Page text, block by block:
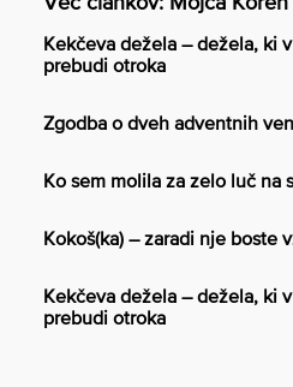
Kekčeva dežela – dežela, ki
prebudi otroka
Zgodba o dveh adventnih
Ko sem molila za zelo luč na
Kokoš(ka) – zaradi nje boste
Kekčeva dežela – dežela, ki
prebudi otroka